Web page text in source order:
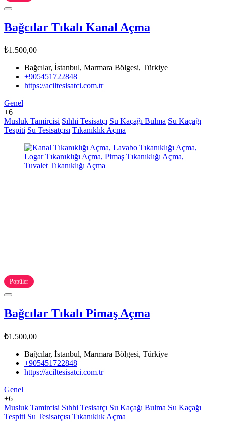
Bağcılar Tıkalı Kanal Açma
₺1.500,00
Bağcılar, İstanbul, Marmara Bölgesi, Türkiye
+905451722848
https://aciltesisatci.com.tr
Genel
+6
Musluk Tamircisi Sıhhi Tesisatçı Su Kaçağı Bulma Su Kaçağı
Tespiti Su Tesisatçısı Tıkanıklık Açma
Popüler
Bağcılar Tıkalı Pimaş Açma
₺1.500,00
Bağcılar, İstanbul, Marmara Bölgesi, Türkiye
+905451722848
https://aciltesisatci.com.tr
Genel
+6
Musluk Tamircisi Sıhhi Tesisatçı Su Kaçağı Bulma Su Kaçağı
Tespiti Su Tesisatçısı Tıkanıklık Açma